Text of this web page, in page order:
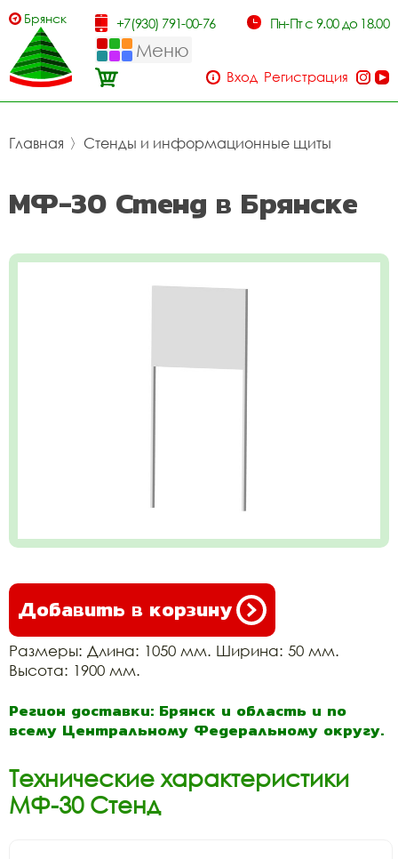
Брянск +7(930) 791-00-76 Пн-Пт с 9.00 до 18.00
Меню
Вход Регистрация
Главная 〉 Стенды и информационные щиты
МФ-30 Стенд в Брянске
Добавить в корзину
Размеры: Длина: 1050 мм. Ширина: 50 мм.
Высота: 1900 мм.
Регион доставки: Брянск и область и по
всему Центральному Федеральному округу.
Технические характеристики
МФ-30 Стенд